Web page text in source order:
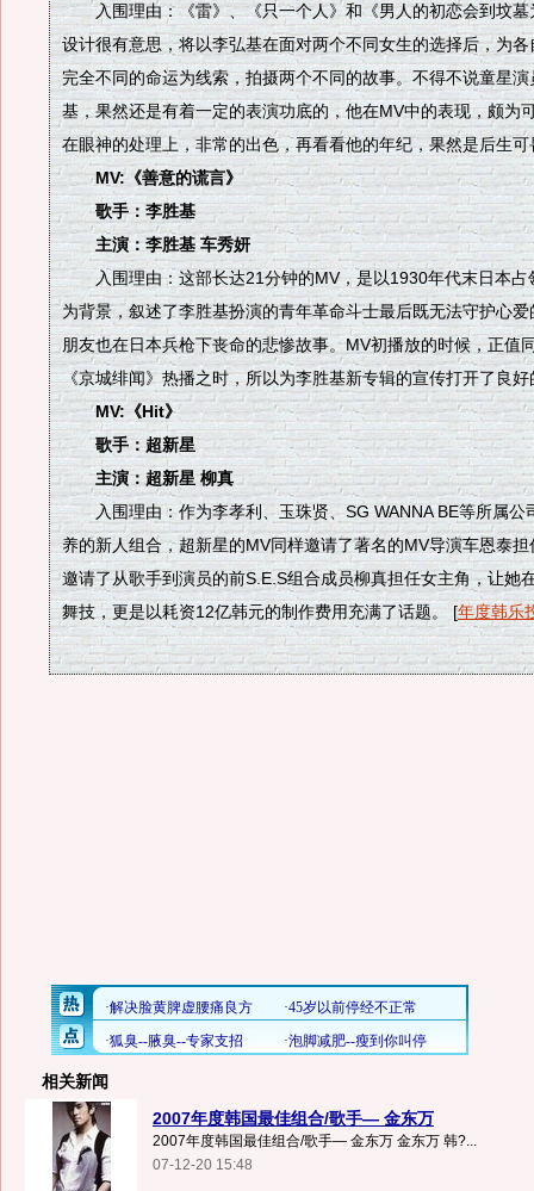
入围理由：《雷》、《只一个人》和《男人的初恋会到坟墓
设计很有意思，将以李弘基在面对两个不同女生的选择后，为
完全不同的命运为线索，拍摄两个不同的故事。不得不说童星
基，果然还是有着一定的表演功底的，他在MV中的表现，颇为
在眼神的处理上，非常的出色，再看看他的年纪，果然是后生可
MV:《善意的谎言》
歌手：李胜基
主演：李胜基 车秀妍
入围理由：这部长达21分钟的MV，是以1930年代末日本占
为背景，叙述了李胜基扮演的青年革命斗士最后既无法守护心
朋友也在日本兵枪下丧命的悲惨故事。MV初播放的时候，正值
《京城绯闻》热播之时，所以为李胜基新专辑的宣传打开了良好
MV:《Hit》
歌手：超新星
主演：超新星 柳真
入围理由：作为李孝利、玉珠贤、SG WANNA BE等所属公
养的新人组合，超新星的MV同样邀请了著名的MV导演车恩泰
邀请了从歌手到演员的前S.E.S组合成员柳真担任女主角，让她
舞技，更是以耗资12亿韩元的制作费用充满了话题。 [年度韩乐
相关新闻
2007年度韩国最佳组合/歌手— 金东万
2007年度韩国最佳组合/歌手— 金东万 金东万 韩?...
07-12-20 15:48